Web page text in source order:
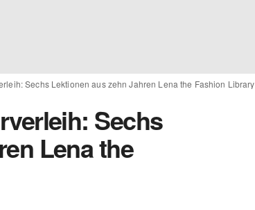
Sechs Lektionen aus zehn Jahren Lena the Fashion Library
Sechs
Lena the